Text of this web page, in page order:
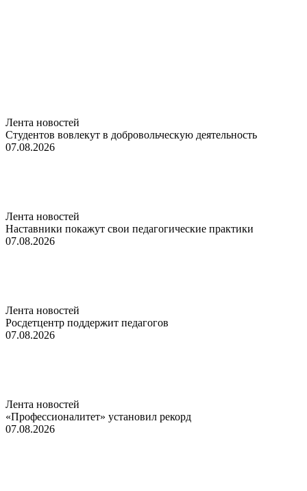
Лента новостей
Студентов вовлекут в добровольческую деятельность
07.08.2026
Лента новостей
Наставники покажут свои педагогические практики
07.08.2026
Лента новостей
Росдетцентр поддержит педагогов
07.08.2026
Лента новостей
«Профессионалитет» установил рекорд
07.08.2026